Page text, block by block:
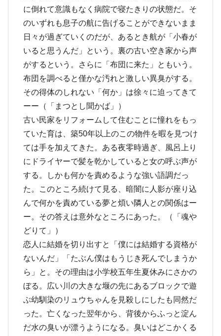
に倒れて意識もなく病院で寝たきりの状態だ。そ
のいずれも息子の航に告げることができないまま
日々が過ぎていくのだが、あるとき航が「小春が
いると思うんだ」という。裏の古い空き家から声
がするという。さらに「布団に来た」ともいう。
布団を調べると僅かな汚れと激しい異臭がする。
その得体のしれない「何か」は徐々に迫ってきて
ーー（「まつとし聞かば」）
古い民家をリフォームして住むことに憧れをもっ
ていた育は、築50年以上のこの物件を暇を見つけ
ては手を加えてきた。ある夜零時過ぎ、風呂上り
にドライヤーで髪を乾かしていると女の呼ぶ声が
する。しかも何かを責めるような強い語調だっ
た。このところ続けて見る、暗闇に人影が座り込
んで何かを責めている夢と煩い隣人との関係はー
ー。その答えは意外なところにあった。（「魂や
どりて」）
恋人に結婚を切り出すと「僕には結婚する資格が
ないんだ」「たぶん僕はもうじき死んでしまうか
ら」と。その理由は小学校五年生夏休みにさかの
ぼる。広い川の大きな堰の先にあるブロックで遊
ぶ幼馴染のリュウちゃんを見殺しにしたも同然だ
った。亡くなった翌年から、背後からふっと淀ん
だ水の臭いが漂うようになる。臭いはどこかくる